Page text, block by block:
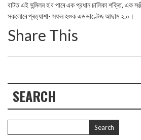
বাটত এই সন্মিলন হ'ব পাৰে এক প্রধান চালিকা শক্তি, এক
সকলোৰে প্ৰত্যাশা- সফল হওক এডভাণ্টেজ আছাম ২.০।
Share This
SEARCH